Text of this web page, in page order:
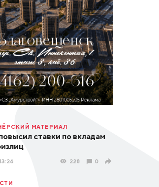
МАТЕРИАЛ
ставки по вкладам
228 0